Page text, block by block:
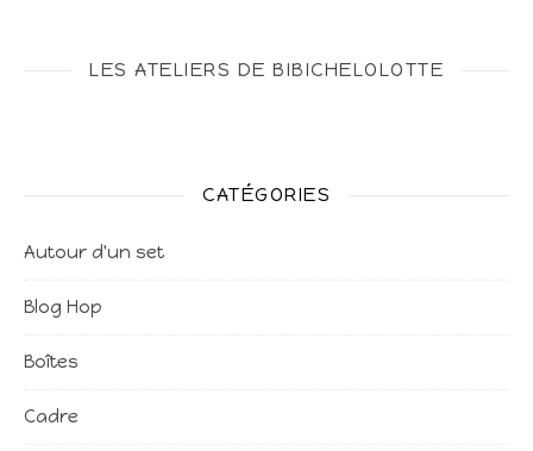
LES ATELIERS DE BIBICHELOLOTTE
CATÉGORIES
Autour d'un set
Blog Hop
Boîtes
Cadre